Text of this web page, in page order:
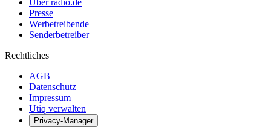
Presse
Werbetreibende
Senderbetreiber
Rechtliches
AGB
Datenschutz
Impressum
Utiq verwalten
Privacy-Manager